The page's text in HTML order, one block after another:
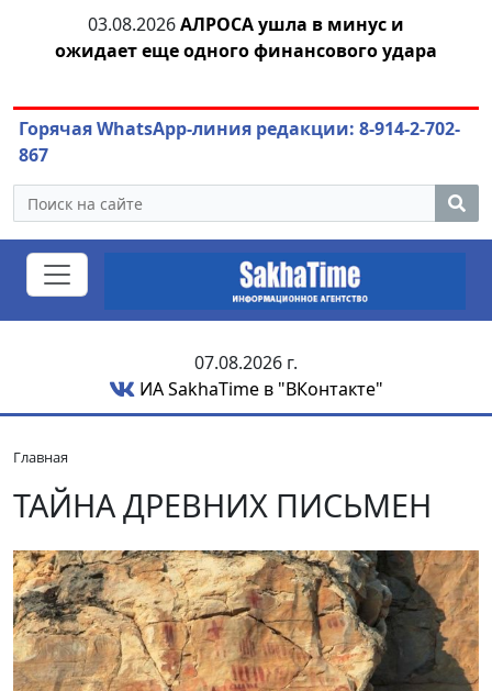
в минус и
удара
04.08.2026Маринычев у Путина:
или антикризисный
Горячая WhatsApp-линия редакции: 8-914-2-702-
867
07.08.2026 г.
ИА SakhaTime в "ВКонтакте"
Главная
ТАЙНА ДРЕВНИХ ПИСЬМЕН